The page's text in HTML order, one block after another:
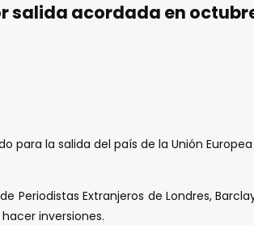
salida acordada en
para la salida del país de la Unión
Periodistas Extranjeros de Londres,
inversiones.